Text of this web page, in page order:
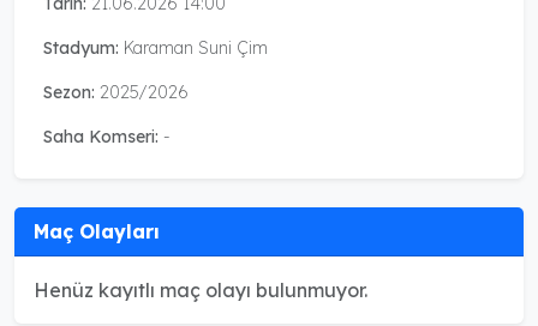
Stadyum: Karaman Suni Çim
Sezon: 2025/2026
Saha Komseri: -
Maç Olayları
Henüz kayıtlı maç olayı bulunmuyor.